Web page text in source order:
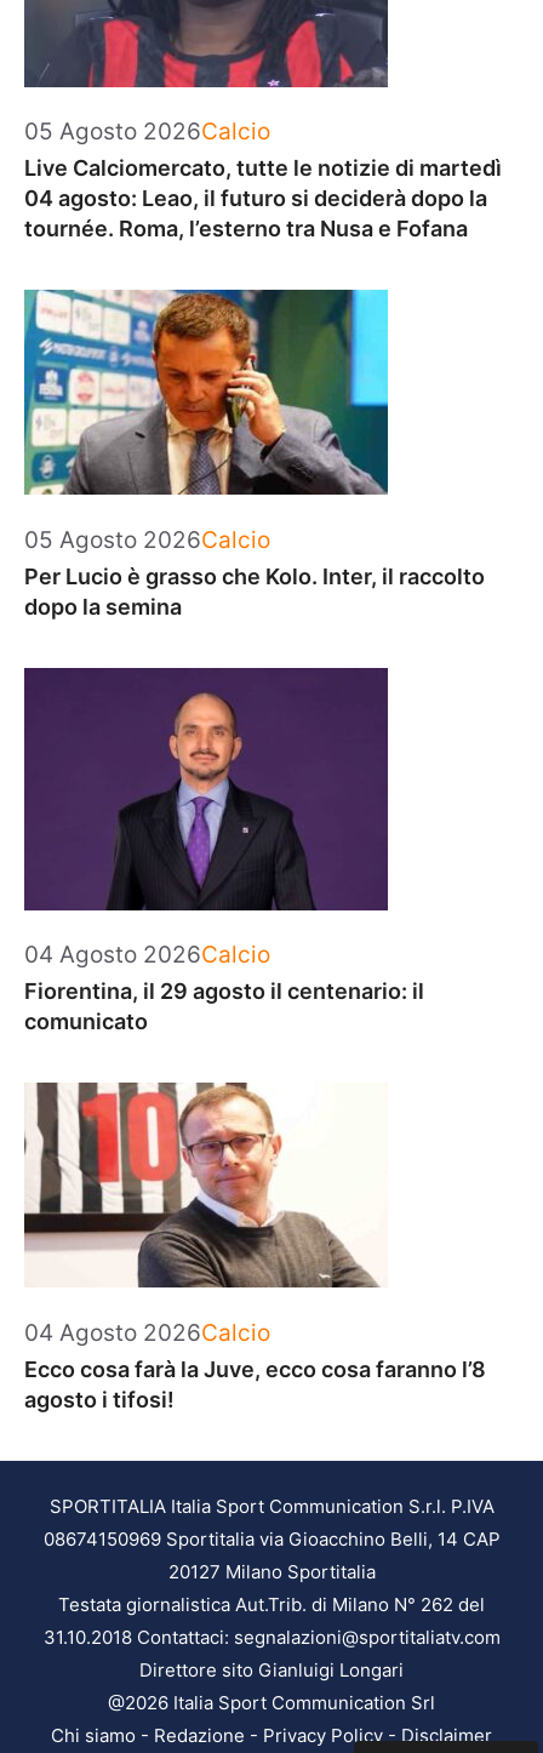
05 Agosto 2026Categorie
Calcio
Live Calciomercato, tutte le notizie di martedì
04 agosto: Leao, il futuro si deciderà dopo la
tournée. Roma, l’esterno tra Nusa e Fofana
05 Agosto 2026Categorie
Calcio
Per Lucio è grasso che Kolo. Inter, il raccolto
dopo la semina
04 Agosto 2026Categorie
Calcio
Fiorentina, il 29 agosto il centenario: il
comunicato
04 Agosto 2026Categorie
Calcio
Ecco cosa farà la Juve, ecco cosa faranno l’8
agosto i tifosi!
SPORTITALIA Italia Sport Communication S.r.l. P.IVA
08674150969 Sportitalia via Gioacchino Belli, 14 CAP
20127 Milano Sportitalia
Testata giornalistica Aut.Trib. di Milano N° 262 del
31.10.2018 Contattaci: segnalazioni@sportitaliatv.com
Direttore sito Gianluigi Longari
@2026 Italia Sport Communication Srl
Chi siamo - Redazione - Privacy Policy-Disclaimer